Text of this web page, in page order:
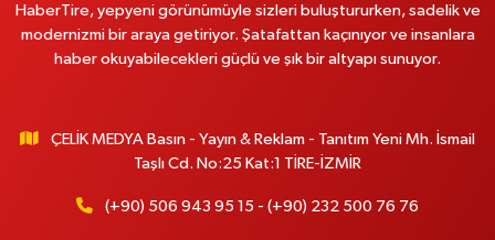
HaberTire, yepyeni görünümüyle sizleri buluştururken, sadelik ve
modernizmi bir araya getiriyor. Şatafattan kaçınıyor ve insanlara
haber okuyabilecekleri güçlü ve şık bir altyapı sunuyor.
ÇELİK MEDYA Basın - Yayın & Reklam - Tanıtım Yeni Mh. İsmail
Taşlı Cd. No:25 Kat:1 TİRE-İZMİR
(+90) 506 943 95 15 - (+90) 232 500 76 76